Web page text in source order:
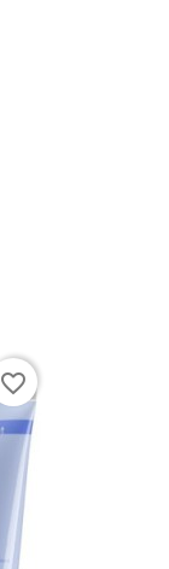
favorite_border